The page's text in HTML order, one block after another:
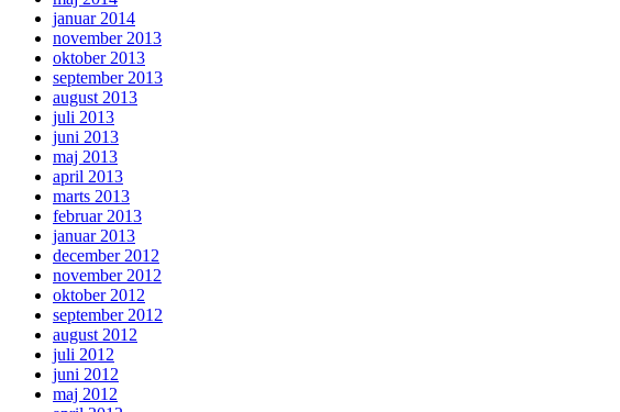
januar 2014
november 2013
oktober 2013
september 2013
august 2013
juli 2013
juni 2013
maj 2013
april 2013
marts 2013
februar 2013
januar 2013
december 2012
november 2012
oktober 2012
september 2012
august 2012
juli 2012
juni 2012
maj 2012